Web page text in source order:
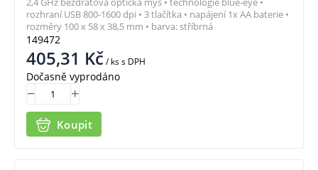
149472
405,31 Kč/ kss DPH
Dočasně vyprodáno
Koupit
rozhraní USB 800-1600 dpi • 3 tlačítka • napájení 1x AA baterie •
rozměry 100 x 58 x 38,5 mm • barva: stříbrná